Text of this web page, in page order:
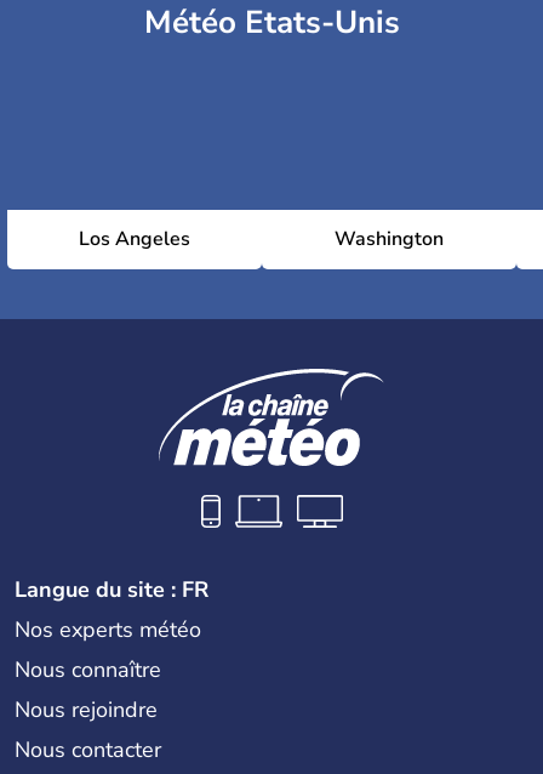
Météo Etats-Unis
Los Angeles Washington
Langue du site : FR
Nos experts météo
Nous connaître
Nous rejoindre
Nous contacter